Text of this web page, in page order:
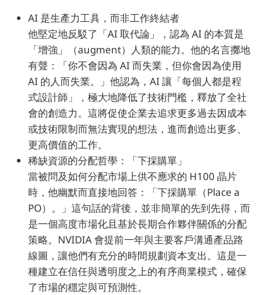
AI 是生產力工具，而非工作終結者
他堅定地反駁了「AI 取代論」，認為 AI 的本質是
「增強」（augment）人類的能力。他的名言擲地
有聲：「你不會因為 AI 而失業，但你會因為使用
AI 的人而失業。」他認為，AI 讓「每個人都是程
式設計師」，極大地降低了技術門檻，釋放了全社
會的創造力。這將促使企業去追求更多過去因成本
或技術限制而無法實現的想法，進而創造出更多、
更高價值的工作。
稀缺資源的分配哲學：「下採購單」
當被問及如何分配市場上供不應求的 H100 晶片
時，他幽默而直接地回答：「下採購單（Place a
PO）。」這句話的背後，並非簡單的先到先得，而
是一個高度市場化且基於長期合作夥伴關係的分配
策略。NVIDIA 會提前一年與主要客戶溝通產品路
線圖，讓他們有充分的時間規劃資本支出。這是一
種建立在信任與透明度之上的有序商業模式，確保
了市場的穩定與可預測性。